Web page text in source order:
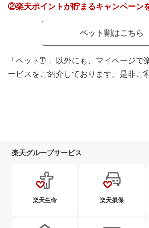
②楽天ポイントが貯まるキャンペーン
ペット割はこちら
「ペット割」以外にも、マイページで
ービスをご紹介しております。是非ご
楽天グループサービス
楽天生命 楽天損保